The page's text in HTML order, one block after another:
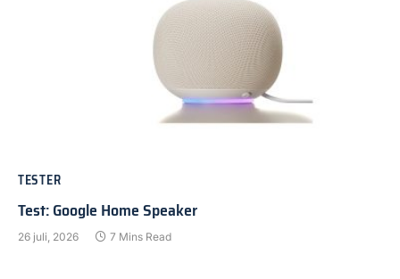
TESTER
Test: Google Home Speaker
26 juli, 2026 7 Mins Read